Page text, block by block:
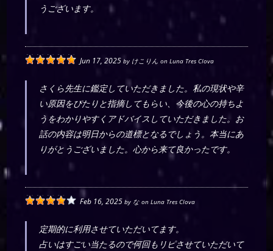
うございます。
Jun 17, 2025 by けこりん onLuna Tres Clova
さくら先生に鑑定していただきました。私の現状や辛
い原因をぴたりと指摘してもらい、今後の心の持ちよ
うをわかりやすくアドバイスしていただきました。お
話の内容は明日からの道標となるでしょう。本当にあ
りがとうございました。心から来て良かったです。
Feb 16, 2025 by な onLuna Tres Clova
定期的に利用させていただいてます。
占いはすごい当たるので何回もリピさせていただいて